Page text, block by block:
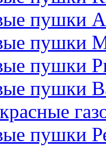
пушки
пушки
пушки
пушки
пушки